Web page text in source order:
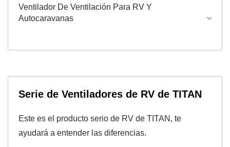
Ventilador De Ventilación Para RV Y
Autocaravanas
Serie de Ventiladores de RV de TITAN
Este es el producto serio de RV de TITAN, te
ayudará a entender las diferencias.